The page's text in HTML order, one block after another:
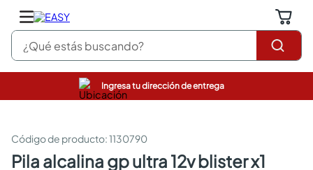
¿Qué estás buscando?
Ingresa tu dirección de entrega
:1130790
pila alcalina gp ultra 12v blister x1
pinturas
sanitarios
comedor